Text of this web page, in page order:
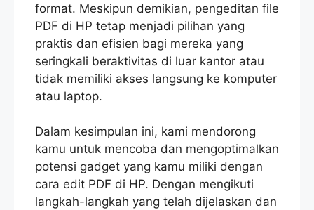
format. Meskipun demikian, pengeditan file
PDF di HP tetap menjadi pilihan yang
praktis dan efisien bagi mereka yang
seringkali beraktivitas di luar kantor atau
tidak memiliki akses langsung ke komputer
atau laptop.
Dalam kesimpulan ini, kami mendorong
kamu untuk mencoba dan mengoptimalkan
potensi gadget yang kamu miliki dengan
cara edit PDF di HP. Dengan mengikuti
langkah-langkah yang telah dijelaskan dan